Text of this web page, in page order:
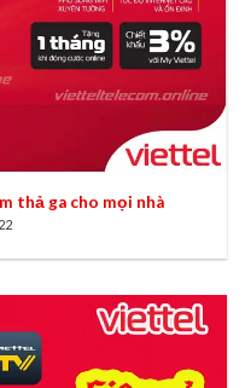
thả ga cho mọi nhà